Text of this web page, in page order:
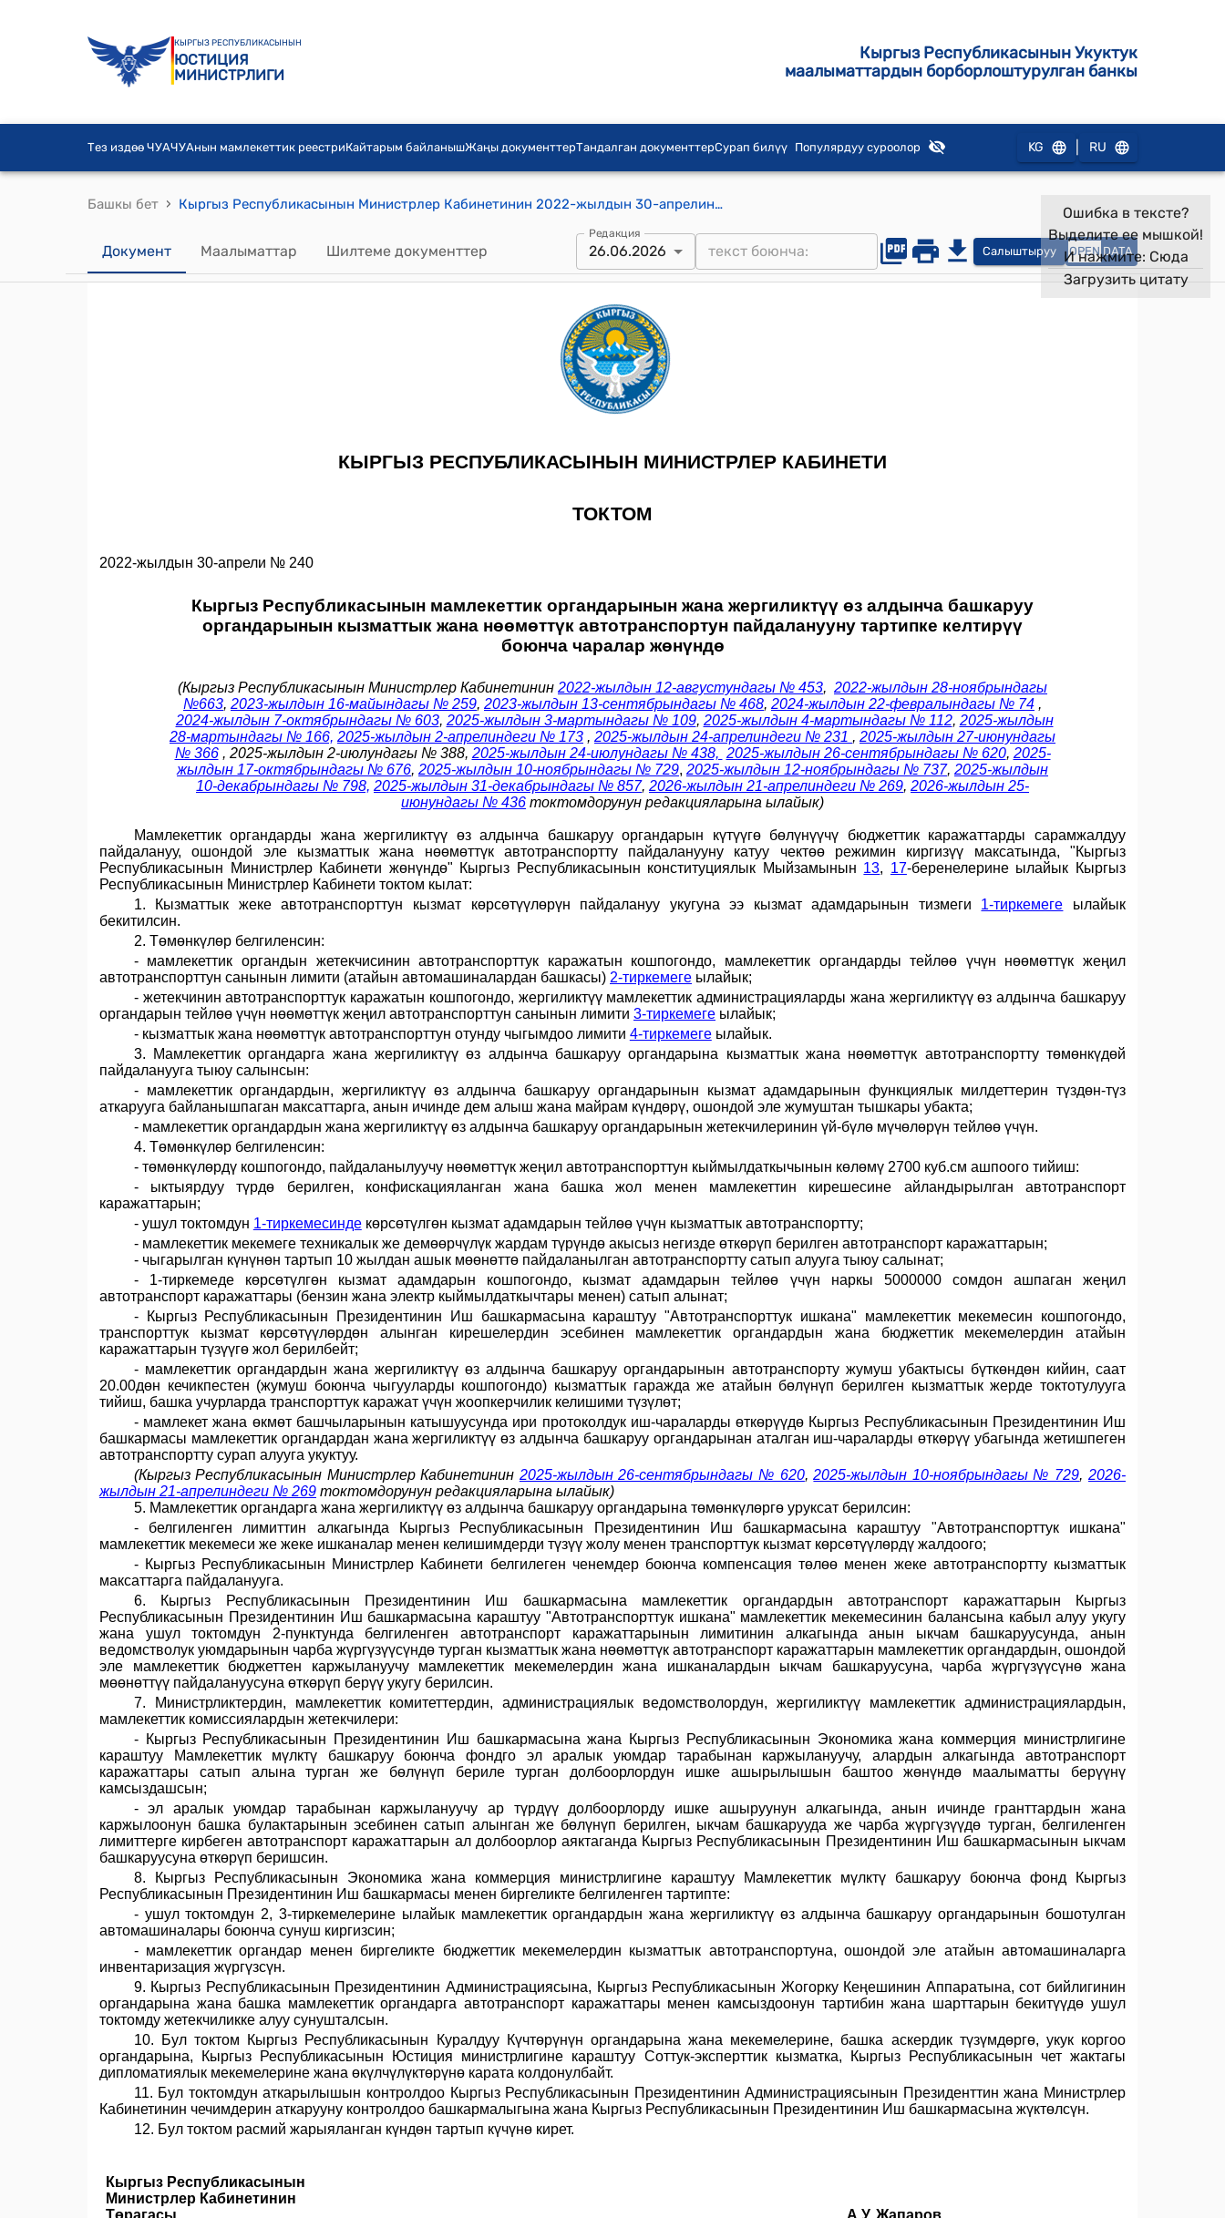
КЫРГЫЗ РЕСПУБЛИКАСЫНЫН
ЮСТИЦИЯ
МИНИСТРЛИГИ
Кыргыз Республикасынын Укуктук
маалыматтардын борборлоштурулган банкы
Тез издөө ЧУАЧУАнын мамлекеттик реестриКайтарым байланышЖаңы документтерТандалган документтерСурап билүү Популярдуу суроолор KG RU
Башкы бет › Кыргыз Республикасынын Министрлер Кабинетинин 2022-жылдын 30-апрелиндеги № 240 "Кыргыз Республикасынын мамлекеттик органдарынын жана жергиликтүү өз алдынча башкаруу органдарынын кызматтык жана нөөмөттүк автотранспортун пайдаланууну тартипке келтирүү боюнча чаралар жөнүндө" токтому
Документ Маалыматтар Шилтеме документтер
Редакция
26.06.2026 Салыштыруу OPEN DATA
Ошибка в тексте?
Выделите ее мышкой!
И нажмите: Сюда
Загрузить цитату